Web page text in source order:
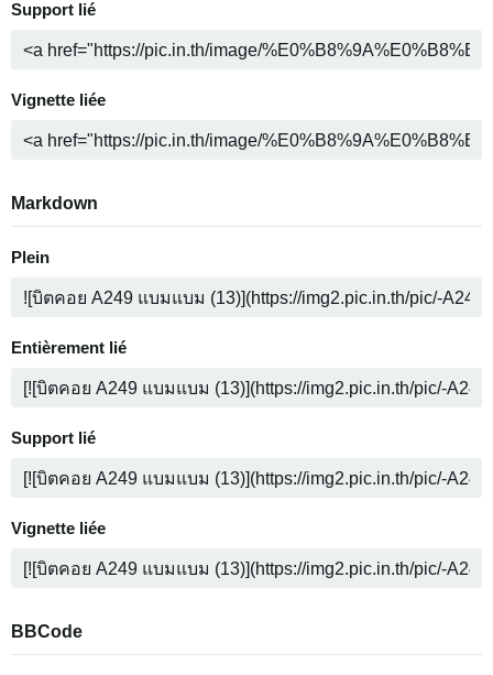
Support lié
Vignette liée
Markdown
Plein
Entièrement lié
Support lié
Vignette liée
BBCode